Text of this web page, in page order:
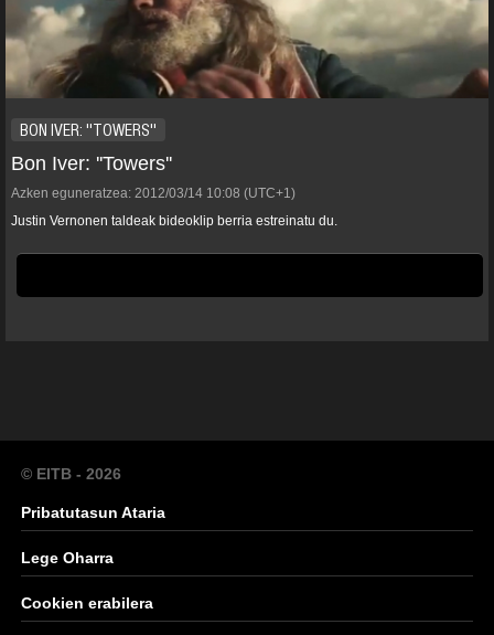
BON IVER: ''TOWERS''
Bon Iver: ''Towers''
Azken eguneratzea: 2012/03/14 10:08 (UTC+1)
Justin Vernonen taldeak bideoklip berria estreinatu du.
© EITB - 2026
Pribatutasun Ataria
Lege Oharra
Cookien erabilera